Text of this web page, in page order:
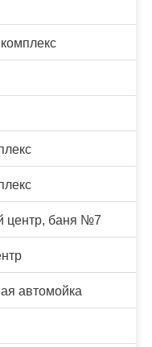
центр, баня №7
автомойка